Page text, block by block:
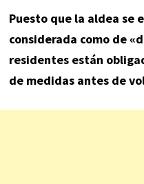
Puesto que la aldea se
considerada como de
residentes están
de medidas antes de